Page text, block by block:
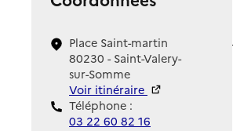
Place Saint-martin
80230 - Saint-Valery-
sur-Somme
Voir itinéraire
Téléphone :
03 22 60 82 16